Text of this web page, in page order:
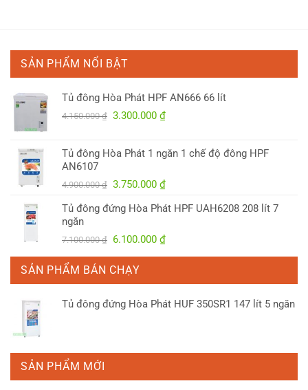
SẢN PHẨM NỔI BẬT
Tủ đông Hòa Phát HPF AN666 66 lít
4.150.000₫ Giá
4.150.000 ₫.
3.300.000 ₫Giá
là:
Tủ đông Hòa Phát 1 ngăn 1 chế độ đông HPF
AN6107
4.900.000₫ Giá
là:
3.750.000 ₫Giá
tại
3.750.000 ₫.
Tủ đông đứng Hòa Phát HPF UAH6208 208 lít 7
ngăn
7.100.000₫ Giá
là:
7.100.000 ₫.
6.100.000 ₫Giá
là:
SẢN PHẨM BÁN CHẠY
Tủ đông đứng Hòa Phát HUF 350SR1 147 lít 5 ngăn
SẢN PHẨM MỚI